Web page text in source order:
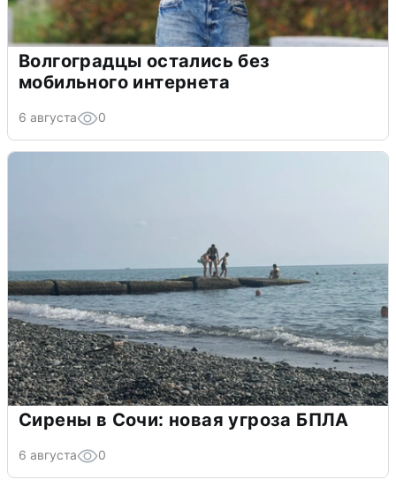
Волгоградцы остались без
мобильного интернета
6 августа 0
Сирены в Сочи: новая угроза БПЛА
6 августа 0